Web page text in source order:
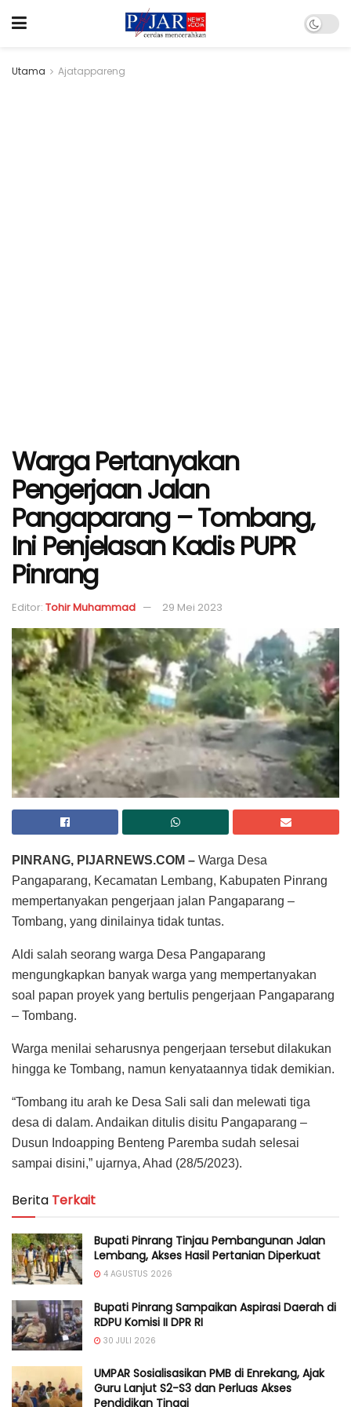
Utama Ajatappareng
Warga Pertanyakan
Pengerjaan Jalan
Pangaparang – Tombang,
Ini Penjelasan Kadis PUPR
Pinrang
Editor: Tohir Muhammad 29 Mei 2023
PINRANG, PIJARNEWS.COM – Warga Desa
Pangaparang, Kecamatan Lembang, Kabupaten Pinrang
mempertanyakan pengerjaan jalan Pangaparang –
Tombang, yang dinilainya tidak tuntas.
Aldi salah seorang warga Desa Pangaparang
mengungkapkan banyak warga yang mempertanyakan
soal papan proyek yang bertulis pengerjaan Pangaparang
– Tombang.
Warga menilai seharusnya pengerjaan tersebut dilakukan
hingga ke Tombang, namun kenyataannya tidak demikian.
“Tombang itu arah ke Desa Sali sali dan melewati tiga
desa di dalam. Andaikan ditulis disitu Pangaparang –
Dusun Indoapping Benteng Paremba sudah selesai
sampai disini,” ujarnya, Ahad (28/5/2023).
Berita Terkait
Bupati Pinrang Tinjau Pembangunan Jalan
Lembang, Akses Hasil Pertanian Diperkuat
4 AGUSTUS 2026
Bupati Pinrang Sampaikan Aspirasi Daerah di
RDPU Komisi II DPR RI
30 JULI 2026
UMPAR Sosialisasikan PMB di Enrekang, Ajak
Guru Lanjut S2-S3 dan Perluas Akses
Pendidikan Tinggi